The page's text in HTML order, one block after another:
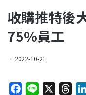
收購推特後
75%員工
2022-10-21